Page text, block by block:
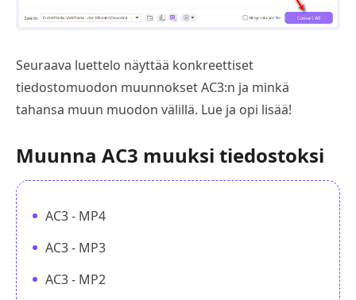
Seuraava luettelo näyttää konkreettiset
tiedostomuodon muunnokset AC3:n ja minkä
tahansa muun muodon välillä. Lue ja opi lisää!
Muunna AC3 muuksi tiedostoksi
AC3 - MP4
AC3 - MP3
AC3 - MP2